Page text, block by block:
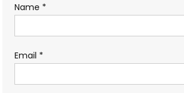
Name *
Email *